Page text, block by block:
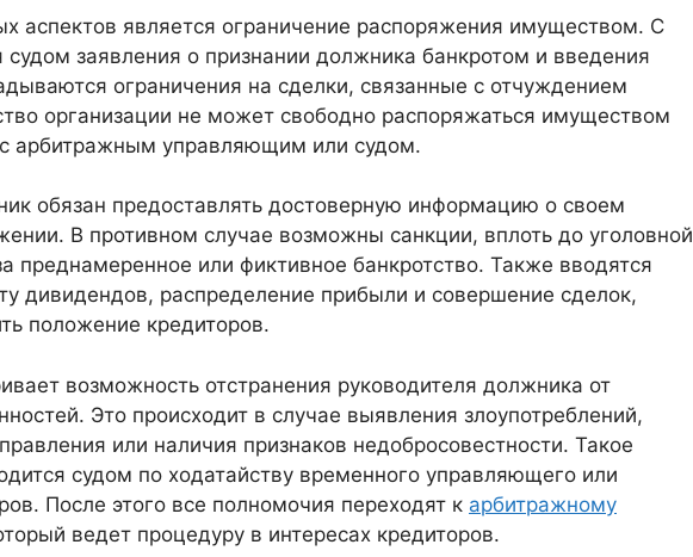
аспектов является ограничение распоряжения имуществом. С
судом заявления о признании должника банкротом и введения
ограничения на сделки, связанные с отчуждением
организации не может свободно распоряжаться имуществом
с арбитражным управляющим или судом.
обязан предоставлять достоверную информацию о своем
В противном случае возможны санкции, вплоть до уголовной
преднамеренное или фиктивное банкротство. Также вводятся
дивидендов, распределение прибыли и совершение сделок,
положение кредиторов.
возможность отстранения руководителя должника от
Это происходит в случае выявления злоупотреблений,
или наличия признаков недобросовестности. Такое
судом по ходатайству временного управляющего или
После этого все полномочия переходят к арбитражному
ведет процедуру в интересах кредиторов.